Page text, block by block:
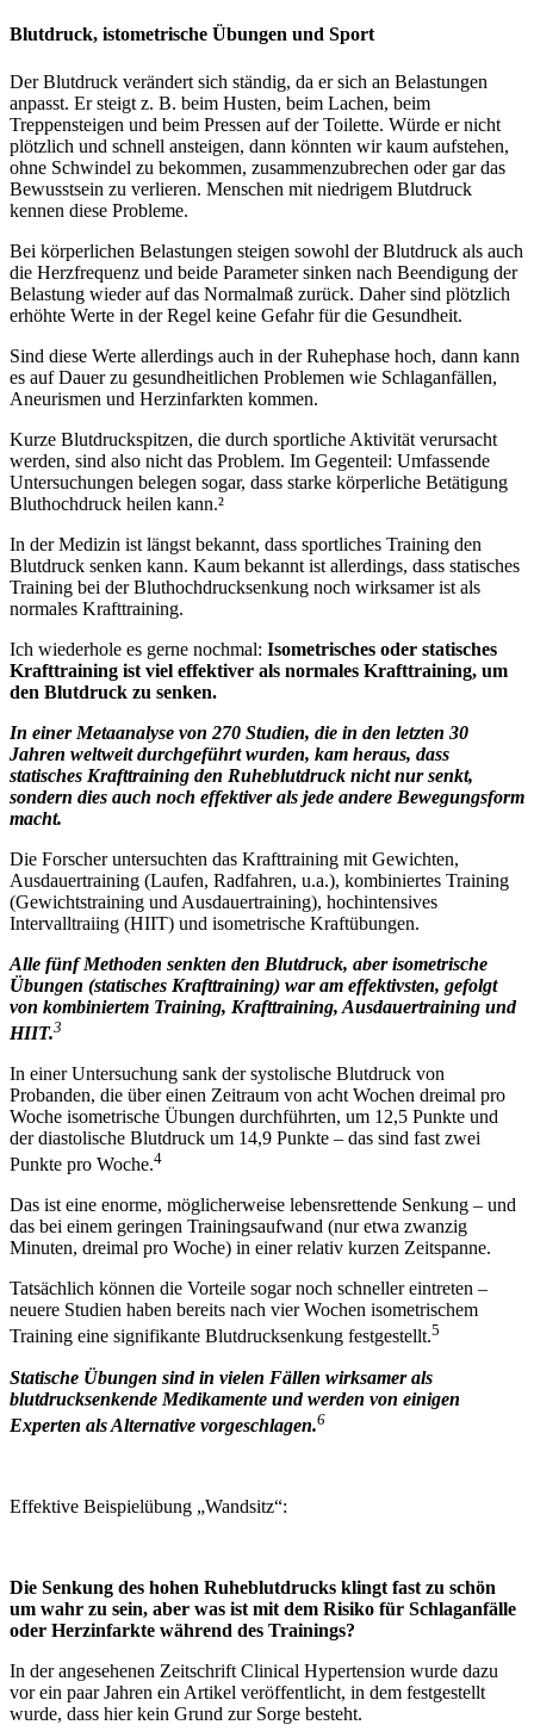
Blutdruck, istometrische Übungen und Sport
Der Blutdruck verändert sich ständig, da er sich an Belastungen
anpasst. Er steigt z. B. beim Husten, beim Lachen, beim
Treppensteigen und beim Pressen auf der Toilette. Würde er nicht
plötzlich und schnell ansteigen, dann könnten wir kaum aufstehen,
ohne Schwindel zu bekommen, zusammenzubrechen oder gar das
Bewusstsein zu verlieren. Menschen mit niedrigem Blutdruck
kennen diese Probleme.
Bei körperlichen Belastungen steigen sowohl der Blutdruck als auch
die Herzfrequenz und beide Parameter sinken nach Beendigung der
Belastung wieder auf das Normalmaß zurück. Daher sind plötzlich
erhöhte Werte in der Regel keine Gefahr für die Gesundheit.
Sind diese Werte allerdings auch in der Ruhephase hoch, dann kann
es auf Dauer zu gesundheitlichen Problemen wie Schlaganfällen,
Aneurismen und Herzinfarkten kommen.
Kurze Blutdruckspitzen, die durch sportliche Aktivität verursacht
werden, sind also nicht das Problem. Im Gegenteil: Umfassende
Untersuchungen belegen sogar, dass starke körperliche Betätigung
Bluthochdruck heilen kann.²
In der Medizin ist längst bekannt, dass sportliches Training den
Blutdruck senken kann. Kaum bekannt ist allerdings, dass statisches
Training bei der Bluthochdrucksenkung noch wirksamer ist als
normales Krafttraining.
Ich wiederhole es gerne nochmal: Isometrisches oder statisches
Krafttraining ist viel effektiver als normales Krafttraining, um
den Blutdruck zu senken.
In einer Metaanalyse von 270 Studien, die in den letzten 30
Jahren weltweit durchgeführt wurden, kam heraus, dass
statisches Krafttraining den Ruheblutdruck nicht nur senkt,
sondern dies auch noch effektiver als jede andere Bewegungsform
macht.
Die Forscher untersuchten das Krafttraining mit Gewichten,
Ausdauertraining (Laufen, Radfahren, u.a.), kombiniertes Training
(Gewichtstraining und Ausdauertraining), hochintensives
Intervalltraiing (HIIT) und isometrische Kraftübungen.
Alle fünf Methoden senkten den Blutdruck, aber isometrische
Übungen (statisches Krafttraining) war am effektivsten, gefolgt
von kombiniertem Training, Krafttraining, Ausdauertraining und
HIIT.3
In einer Untersuchung sank der systolische Blutdruck von
Probanden, die über einen Zeitraum von acht Wochen dreimal pro
Woche isometrische Übungen durchführten, um 12,5 Punkte und
der diastolische Blutdruck um 14,9 Punkte – das sind fast zwei
Punkte pro Woche.4
Das ist eine enorme, möglicherweise lebensrettende Senkung – und
das bei einem geringen Trainingsaufwand (nur etwa zwanzig
Minuten, dreimal pro Woche) in einer relativ kurzen Zeitspanne.
Tatsächlich können die Vorteile sogar noch schneller eintreten –
neuere Studien haben bereits nach vier Wochen isometrischem
Training eine signifikante Blutdrucksenkung festgestellt.5
Statische Übungen sind in vielen Fällen wirksamer als
blutdrucksenkende Medikamente und werden von einigen
Experten als Alternative vorgeschlagen.6
Effektive Beispielübung „Wandsitz“:
Die Senkung des hohen Ruheblutdrucks klingt fast zu schön
um wahr zu sein, aber was ist mit dem Risiko für Schlaganfälle
oder Herzinfarkte während des Trainings?
In der angesehenen Zeitschrift Clinical Hypertension wurde dazu
vor ein paar Jahren ein Artikel veröffentlicht, in dem festgestellt
wurde, dass hier kein Grund zur Sorge besteht.